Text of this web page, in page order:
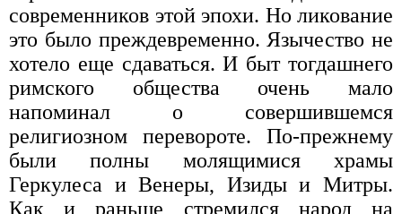
современников этой эпохи. Но ликование
это было преждевременно. Язычество не
хотело еще сдаваться. И быт тогдашнего
римского общества очень мало
напоминал о совершившемся
религиозном перевороте. По-прежнему
были полны молящимися храмы
Геркулеса и Венеры, Изиды и Митры.
Как и раньше стремился народ на